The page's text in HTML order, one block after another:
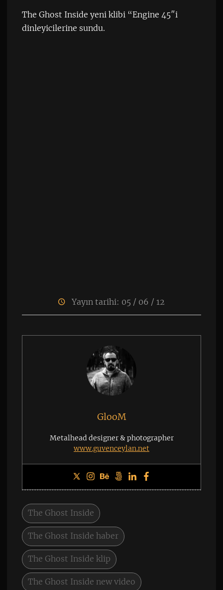
The Ghost Inside yeni klibi “Engine 45″i
dinleyicilerine sundu.
Yayın tarihi: 05 / 06 / 12
GlooM
Metalhead designer & photographer
www.guvenceylan.net
The Ghost Inside
The Ghost Inside haber
The Ghost Inside klip
The Ghost Inside new video